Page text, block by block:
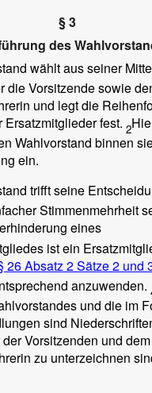
§ 3
des
wählt aus seiner
die Vorsitzende sowie
und legt die
fest. 2
Wahlvorstand binnen
ein.
trifft seine
Stimmenmehrheit
eines
ist ein
26 Absatz 2 Sätze 2 und
anzuwenden.
und die im
sind
Vorsitzenden und
zu unterzeichnen